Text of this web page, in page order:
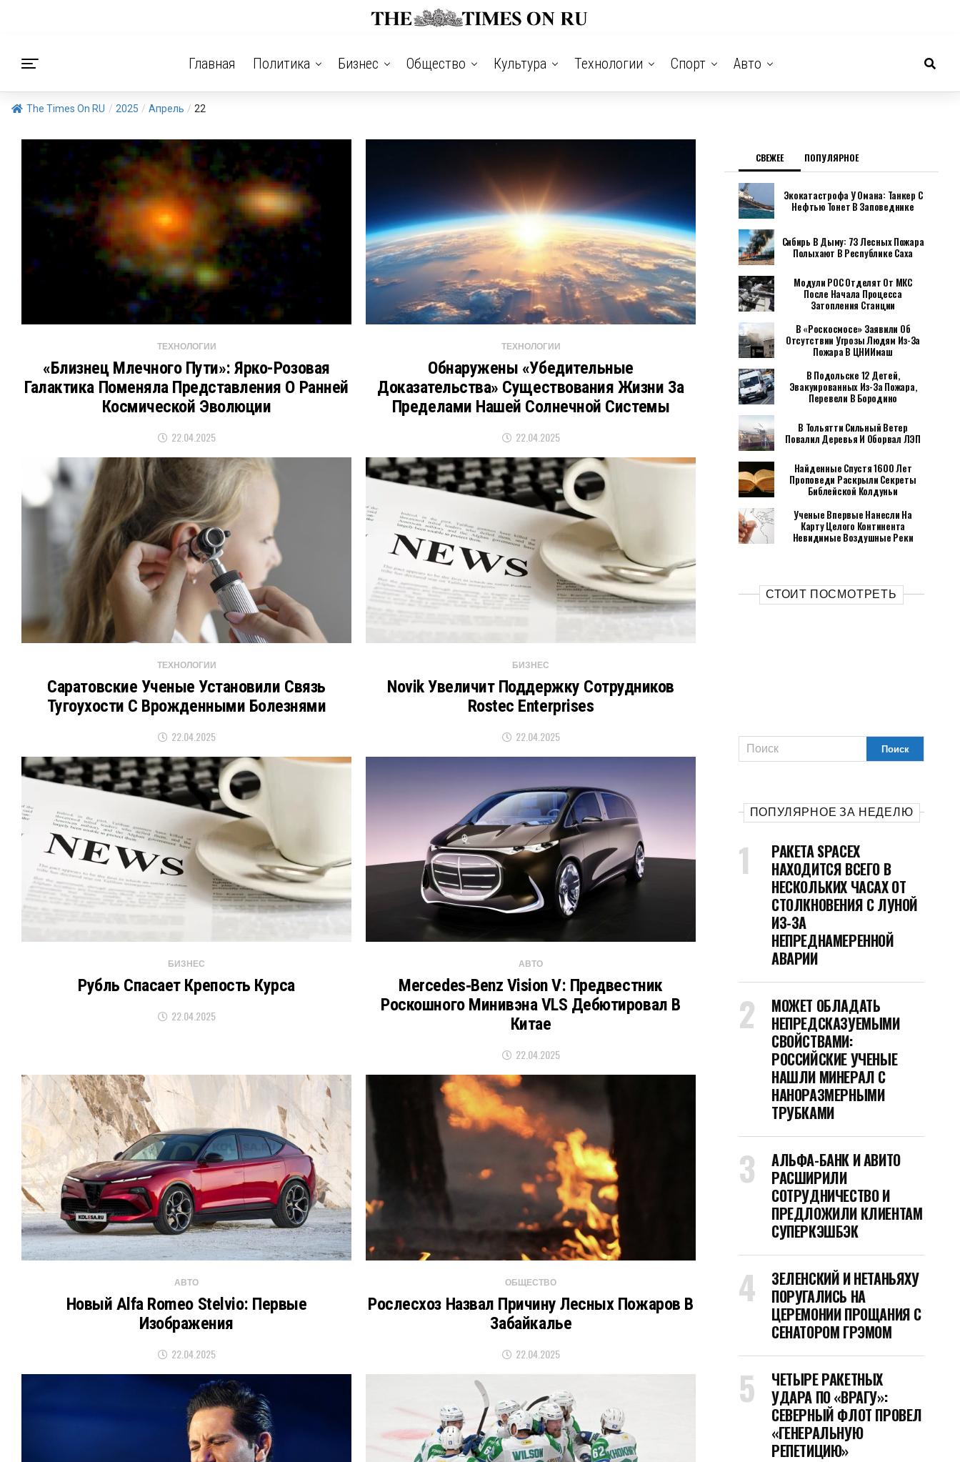
Главная Политика Бизнес Общество Культура Технологии Спорт Авто
The Times On RU / 2025 / Апрель / 22
ТЕХНОЛОГИИ
«Близнец Млечного Пути»: Ярко-Розовая
Галактика Поменяла Представления О Ранней
Космической Эволюции
22.04.2025
ТЕХНОЛОГИИ
Обнаружены «убедительные
Доказательства» Существования Жизни За
Пределами Нашей Солнечной Системы
22.04.2025
ТЕХНОЛОГИИ
Саратовские Ученые Установили Связь
Тугоухости С Врожденными Болезнями
22.04.2025
БИЗНЕС
Novik Увеличит Поддержку Сотрудников
Rostec Enterprises
22.04.2025
БИЗНЕС
Рубль Спасает Крепость Курса
22.04.2025
АВТО
Mercedes‑Benz Vision V: Предвестник
Роскошного Минивэна VLS Дебютировал В
Китае
22.04.2025
АВТО
Новый Alfa Romeo Stelvio: Первые
Изображения
22.04.2025
ОБЩЕСТВО
Рослесхоз Назвал Причину Лесных Пожаров В
Забайкалье
22.04.2025
СВЕЖЕЕ ПОПУЛЯРНОЕ
Экокатастрофа У Омана: Танкер С
Нефтью Тонет В Заповеднике
Сибирь В Дыму: 73 Лесных Пожара
Полыхают В Республике Саха
Модули РОС Отделят От МКС
После Начала Процесса
Затопления Станции
В «Роскосмосе» Заявили Об
Отсутствии Угрозы Людям Из-За
Пожара В ЦНИИмаш
В Подольске 12 Детей,
Эвакуированных Из-За Пожара,
Перевели В Бородино
В Тольятти Сильный Ветер
Повалил Деревья И Оборвал ЛЭП
Найденные Спустя 1600 Лет
Проповеди Раскрыли Секреты
Библейской Колдуньи
Ученые Впервые Нанесли На
Карту Целого Континента
Невидимые Воздушные Реки
СТОИТ ПОСМОТРЕТЬ
ПОПУЛЯРНОЕ ЗА НЕДЕЛЮ
РАКЕТА SPACEX
НАХОДИТСЯ ВСЕГО В
НЕСКОЛЬКИХ ЧАСАХ ОТ
СТОЛКНОВЕНИЯ С ЛУНОЙ
ИЗ-ЗА
НЕПРЕДНАМЕРЕННОЙ
АВАРИИ
МОЖЕТ ОБЛАДАТЬ
НЕПРЕДСКАЗУЕМЫМИ
СВОЙСТВАМИ:
РОССИЙСКИЕ УЧЕНЫЕ
НАШЛИ МИНЕРАЛ С
НАНОРАЗМЕРНЫМИ
ТРУБКАМИ
АЛЬФА-БАНК И АВИТО
РАСШИРИЛИ
СОТРУДНИЧЕСТВО И
ПРЕДЛОЖИЛИ КЛИЕНТАМ
СУПЕРКЭШБЭК
ЗЕЛЕНСКИЙ И НЕТАНЬЯХУ
ПОРУГАЛИСЬ НА
ЦЕРЕМОНИИ ПРОЩАНИЯ С
СЕНАТОРОМ ГРЭМОМ
ЧЕТЫРЕ РАКЕТНЫХ
УДАРА ПО «ВРАГУ»:
СЕВЕРНЫЙ ФЛОТ ПРОВЕЛ
«ГЕНЕРАЛЬНУЮ
РЕПЕТИЦИЮ»